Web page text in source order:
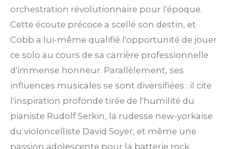
orchestration révolutionnaire pour l'époque.
Cette écoute précoce a scellé son destin, et
Cobb a lui-même qualifié l'opportunité de jouer
ce solo au cours de sa carrière professionnelle
d'immense honneur. Parallèlement, ses
influences musicales se sont diversifiées : il cite
l'inspiration profonde tirée de l'humilité du
pianiste Rudolf Serkin, la rudesse new-yorkaise
du violoncelliste David Soyer, et même une
passion adolescente pour la batterie rock.